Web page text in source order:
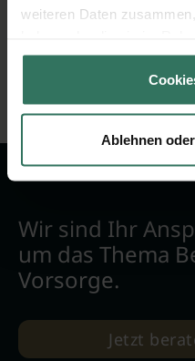
weiteren Daten
gesammelt haben.
Ablehnen
Jetzt
Wir sind Ihr
um das Thema
Vorsorge.
Jetzt